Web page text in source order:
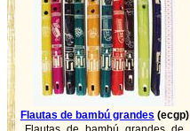
Flautas de bambú grandes (ecgp)